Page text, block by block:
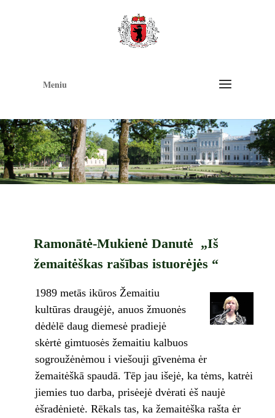
Meniu
Ramonātė-Mukienė Danutė „Iš
žemaitėškas rašības istuorėjės “
1989 metās ikūros Žemaitiu
kultūras draugėjė, anuos žmuonės
dėdėlē daug diemesė pradiejė
skėrtė gimtuosės žemaitiu kalbuos
sogroužėnėmou i viešouji gīvenėma ėr
žemaitėškā spaudā. Tēp jau išejė, ka tėms, katrėi
jiemies tuo darba, prisėejė dvėrati ėš naujė
ėšradėnietė. Rēkals tas, ka žemaitėška rašta ėr